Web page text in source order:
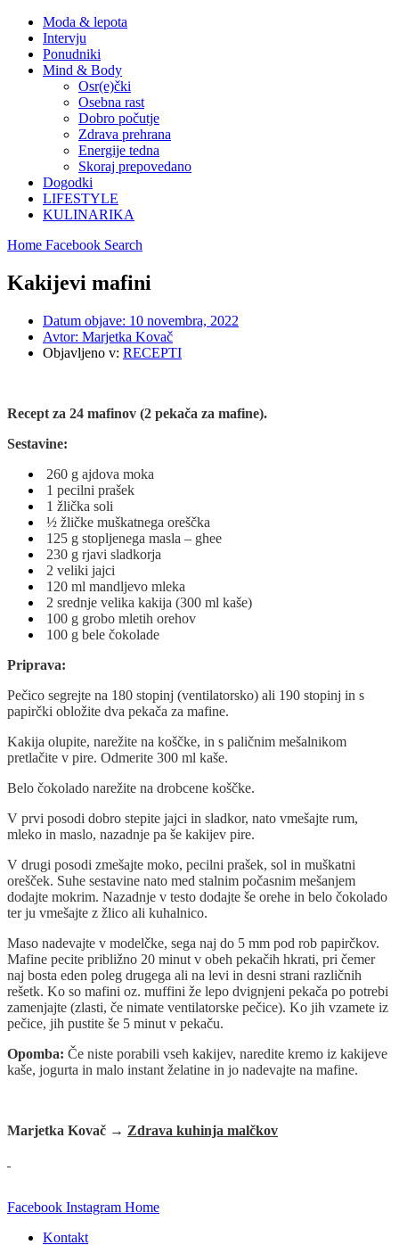
Moda & lepota
Intervju
Ponudniki
Mind & Body
Osr(e)čki
Osebna rast
Dobro počutje
Zdrava prehrana
Energije tedna
Skoraj prepovedano
Dogodki
LIFESTYLE
KULINARIKA
Home Facebook Search
Kakijevi mafini
Datum objave: 10 novembra, 2022
Avtor: Marjetka Kovač
Objavljeno v: RECEPTI
Recept za 24 mafinov (2 pekača za mafine).
Sestavine:
260 g ajdova moka
1 pecilni prašek
1 žlička soli
½ žličke muškatnega oreščka
125 g stopljenega masla – ghee
230 g rjavi sladkorja
2 veliki jajci
120 ml mandljevo mleka
2 srednje velika kakija (300 ml kaše)
100 g grobo mletih orehov
100 g bele čokolade
Priprava:
Pečico segrejte na 180 stopinj (ventilatorsko) ali 190 stopinj in s
papirčki obložite dva pekača za mafine.
Kakija olupite, narežite na koščke, in s paličnim mešalnikom
pretlačite v pire. Odmerite 300 ml kaše.
Belo čokolado narežite na drobcene koščke.
V prvi posodi dobro stepite jajci in sladkor, nato vmešajte rum,
mleko in maslo, nazadnje pa še kakijev pire.
V drugi posodi zmešajte moko, pecilni prašek, sol in muškatni
orešček. Suhe sestavine nato med stalnim počasnim mešanjem
dodajte mokrim. Nazadnje v testo dodajte še orehe in belo čokolado
ter ju vmešajte z žlico ali kuhalnico.
Maso nadevajte v modelčke, sega naj do 5 mm pod rob papirčkov.
Mafine pecite približno 20 minut v obeh pekačih hkrati, pri čemer
naj bosta eden poleg drugega ali na levi in desni strani različnih
rešetk. Ko so mafini oz. muffini že lepo dvignjeni pekača po potrebi
zamenjajte (zlasti, če nimate ventilatorske pečice). Ko jih vzamete iz
pečice, jih pustite še 5 minut v pekaču.
Opomba: Če niste porabili vseh kakijev, naredite kremo iz kakijeve
kaše, jogurta in malo instant želatine in jo nadevajte na mafine.
Marjetka Kovač → Zdrava kuhinja malčkov
Facebook Instagram Home
Kontakt